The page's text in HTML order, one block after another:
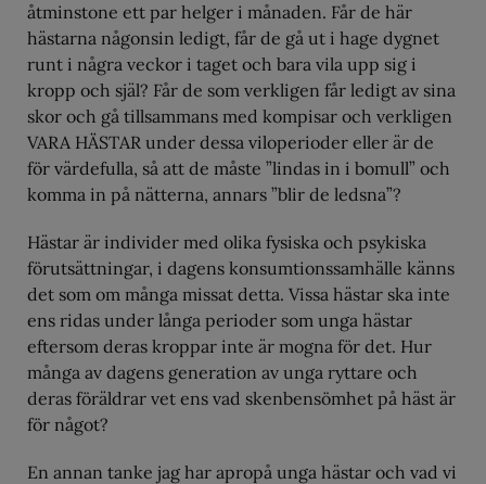
åtminstone ett par helger i månaden. Får de här
hästarna någonsin ledigt, får de gå ut i hage dygnet
runt i några veckor i taget och bara vila upp sig i
kropp och själ? Får de som verkligen får ledigt av sina
skor och gå tillsammans med kompisar och verkligen
VARA HÄSTAR under dessa viloperioder eller är de
för värdefulla, så att de måste ”lindas in i bomull” och
komma in på nätterna, annars ”blir de ledsna”?
Hästar är individer med olika fysiska och psykiska
förutsättningar, i dagens konsumtionssamhälle känns
det som om många missat detta. Vissa hästar ska inte
ens ridas under långa perioder som unga hästar
eftersom deras kroppar inte är mogna för det. Hur
många av dagens generation av unga ryttare och
deras föräldrar vet ens vad skenbensömhet på häst är
för något?
En annan tanke jag har apropå unga hästar och vad vi